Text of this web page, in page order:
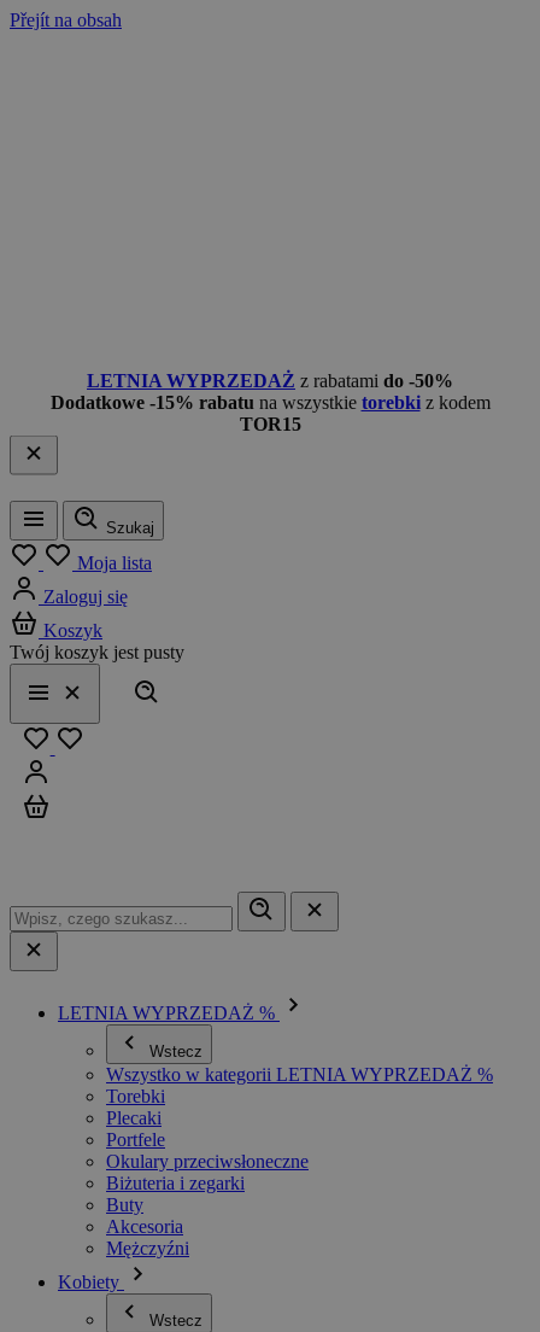
Přejít na obsah
LETNIA WYPRZEDAŻ z rabatami do -50%
Dodatkowe -15% rabatu na wszystkie torebkiz kodem
TOR15
Menu
Szukaj
Moja lista
Zaloguj się
Koszyk
Twój koszyk jest pusty
Menu
Zamknij
LETNIA WYPRZEDAŻ %
Wstecz
Wszystko w kategorii LETNIA WYPRZEDAŻ %
Torebki
Plecaki
Portfele
Okulary przeciwsłoneczne
Biżuteria i zegarki
Buty
Akcesoria
Mężczyźni
Kobiety
Wstecz